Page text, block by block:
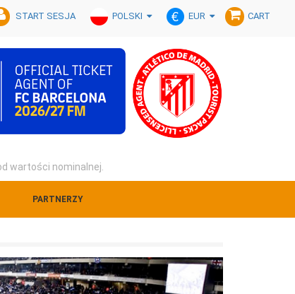
CART
EUR
POLSKI
START SESJA
wartości nominalnej.
PARTNERZY